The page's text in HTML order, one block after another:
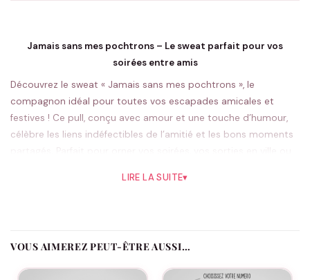
Jamais sans mes pochtrons – Le sweat parfait pour vos
soirées entre amis
Découvrez le sweat « Jamais sans mes pochtrons », le
compagnon idéal pour toutes vos escapades amicales et
festives ! Ce pull, conçu avec amour et une touche d’humour,
célèbre les liens indéfectibles de l’amitié et les bons moments
journée décontractée, ce sweat deviendra rapidement un
l’esprit des complicités joyeuses et des souvenirs mémorables.
chaleureuse et détendue qui règne lors des retrouvailles entre
LIRE LA SUITE▾
VOUS AIMEREZ PEUT-ÊTRE AUSSI…